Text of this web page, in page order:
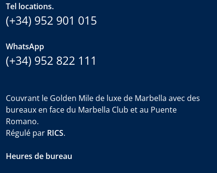
Tel locations.
(+34) 952 901 015
WhatsApp
(+34) 952 822 111
Couvrant le Golden Mile de luxe de Marbella avec des
bureaux en face du Marbella Club et au Puente
Romano.
Régulé par RICS.
Heures de bureau